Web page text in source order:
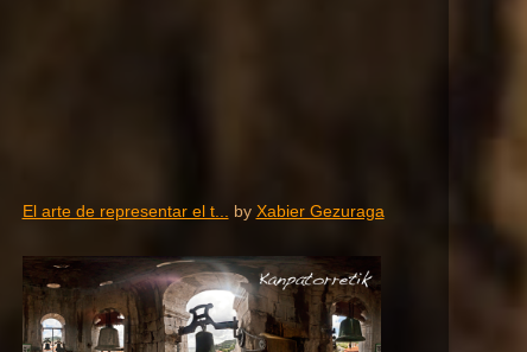
El arte de representar el t... by Xabier Gezuraga